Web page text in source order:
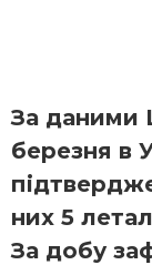
За даними
березня в
них 5
За добу